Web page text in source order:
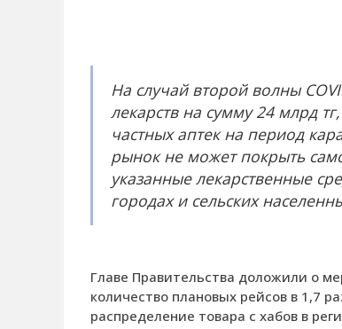
На случай второй волны
лекарств на сумму 24 млрд
частных аптек на период
рынок не может покрыть
указанные лекарственные
городах и сельских
Главе Правительства доложили о
количество плановых рейсов в 1,7
распределение товара с хабов в